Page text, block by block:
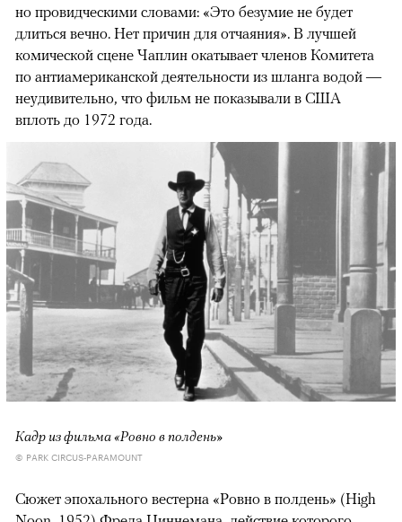
но провидческими словами: «Это безумие не будет
длиться вечно. Нет причин для отчаяния». В лучшей
комической сцене Чаплин окатывает членов Комитета
по антиамериканской деятельности из шланга водой —
неудивительно, что фильм не показывали в США
вплоть до 1972 года.
Кадр из фильма «Ровно в полдень»
© PARK CIRCUS-PARAMOUNT
Сюжет эпохального вестерна «Ровно в полдень» (High